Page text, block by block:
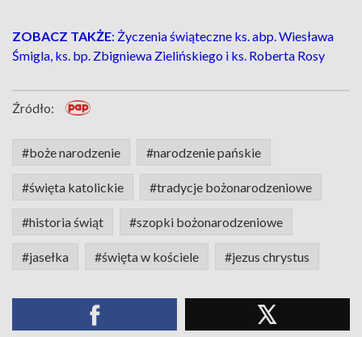
ZOBACZ TAKŻE: Życzenia świąteczne ks. abp. Wiesława
Śmigla, ks. bp. Zbigniewa Zielińskiego i ks. Roberta Rosy
Źródło:
#boże narodzenie #narodzenie pańskie
#święta katolickie #tradycje bożonarodzeniowe
#historia świąt #szopki bożonarodzeniowe
#jasełka #święta w kościele #jezus chrystus